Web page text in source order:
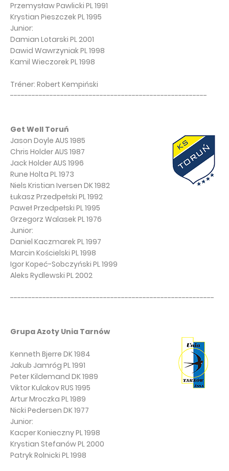
Przemysław Pawlicki PL 1991
Krystian Pieszczek PL 1995
Junior:
Damian Lotarski PL 2001
Dawid Wawrzyniak PL 1998
Kamil Wieczorek PL 1998
Tréner: Robert Kempiński
-------------------------------------------------------
Get Well Toruń
Jason Doyle AUS 1985
Chris Holder AUS 1987
Jack Holder AUS 1996
Rune Holta PL 1973
Niels Kristian Iversen DK 1982
Łukasz Przedpełski PL 1992
Paweł Przedpełski PL 1995
Grzegorz Walasek PL 1976
Junior:
Daniel Kaczmarek PL 1997
Marcin Kościelski PL 1998
Igor Kopeć-Sobczyński PL 1999
Aleks Rydlewski PL 2002
---------------------------------------------------------
Grupa Azoty Unia Tarnów
Kenneth Bjerre DK 1984
Jakub Jamróg PL 1991
Peter Kildemand DK 1989
Viktor Kulakov RUS 1995
Artur Mroczka PL 1989
Nicki Pedersen DK 1977
Junior:
Kacper Konieczny PL 1998
Krystian Stefanów PL 2000
Patryk Rolnicki PL 1998